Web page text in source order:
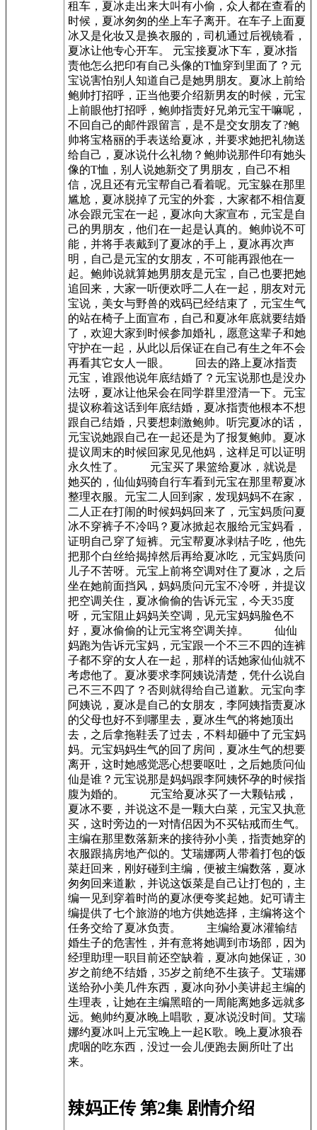
租车，夏冰走出来大叫有小偷，众人都在查看的
时候，夏冰匆匆的坐上车子离开。在车子上面夏
冰又是化妆又是换衣服的，司机通过后视镜看，
夏冰让他专心开车。 元宝接夏冰下车，夏冰指
责他怎么把印有自己头像的T恤穿到里面了？元
宝说害怕别人知道自己是她男朋友。夏冰上前给
鲍帅打招呼，正当他要介绍新男友的时候，元宝
上前眼他打招呼，鲍帅指责好兄弟元宝干嘛呢，
不回自己的邮件跟留言，是不是交女朋友了?鲍
帅将宝格丽的手表送给夏冰，并要求她把礼物送
给自己，夏冰说什么礼物？鲍帅说那件印有她头
像的T恤，别人说她新交了男朋友，自己不相
信，况且还有元宝帮自己看着呢。元宝躲在那里
尴尬，夏冰脱掉了元宝的外套，大家都不相信夏
冰会跟元宝在一起，夏冰向大家宣布，元宝是自
己的男朋友，他们在一起是认真的。鲍帅说不可
能，并将手表戴到了夏冰的手上，夏冰再次声
明，自己是元宝的女朋友，不可能再跟他在一
起。鲍帅说就算她男朋友是元宝，自己也要把她
追回来，大家一听便欢呼二人在一起，朋友对元
宝说，美女与野兽的戏码已经结束了，元宝生气
的站在椅子上面宣布，自己和夏冰年底就要结婚
了，欢迎大家到时候参加婚礼，愿意这辈子和她
守护在一起，从此以后保证在自己有生之年不会
再看其它女人一眼。 回去的路上夏冰指责
元宝，谁跟他说年底结婚了？元宝说那也是没办
法呀，夏冰让他呆会在同学群里澄清一下。元宝
提议称着这话到年底结婚，夏冰指责他根本不想
跟自己结婚，只要想刺激鲍帅。听完夏冰的话，
元宝说她跟自己在一起还是为了报复鲍帅。夏冰
提议周末的时候回家见见他妈，这样足可以证明
永久性了。 元宝买了果篮给夏冰，就说是
她买的，仙仙妈骑自行车看到元宝在那里帮夏冰
整理衣服。元宝二人回到家，发现妈妈不在家，
二人正在打闹的时候妈妈回来了，元宝妈质问夏
冰不穿裤子不冷吗？夏冰掀起衣服给元宝妈看，
证明自己穿了短裤。元宝帮夏冰剥桔子吃，他先
把那个白丝给揭掉然后再给夏冰吃，元宝妈质问
儿子不苦呀。元宝上前将空调对住了夏冰，之后
坐在她前面挡风，妈妈质问元宝不冷呀，并提议
把空调关住，夏冰偷偷的告诉元宝，今天35度
呀，元宝阻止妈妈关空调，见元宝妈妈脸色不
好，夏冰偷偷的让元宝将空调关掉。 仙仙
妈跑为告诉元宝妈，元宝跟一个不三不四的连裤
子都不穿的女人在一起，那样的话她家仙仙就不
考虑他了。夏冰要求李阿姨说清楚，凭什么说自
己不三不四了？否则就得给自己道歉。元宝向李
阿姨说，夏冰是自己的女朋友，李阿姨指责夏冰
的父母也好不到哪里去，夏冰生气的将她顶出
去，之后拿拖鞋丢了过去，不料却砸中了元宝妈
妈。元宝妈妈生气的回了房间，夏冰生气的想要
离开，这时她感觉恶心想要呕吐，之后她质问仙
仙是谁？元宝说那是妈妈跟李阿姨怀孕的时候指
腹为婚的。 元宝给夏冰买了一大颗钻戒，
夏冰不要，并说这不是一颗大白菜，元宝又执意
买，这时旁边的一对情侣因为不买钻戒而生气。
主编在那里数落新来的接待孙小美，指责她穿的
衣服跟搞房地产似的。艾瑞娜两人带着打包的饭
菜赶回来，刚好碰到主编，便被主编数落，夏冰
匆匆回来道歉，并说这饭菜是自己让打包的，主
编一见到穿着时尚的夏冰便夸奖起她。妃可请主
编提供了七个旅游的地方供她选择，主编将这个
任务交给了夏冰负责。 主编给夏冰灌输结
婚生子的危害性，并有意将她调到市场部，因为
经理助理一职目前还空缺着，夏冰向她保证，30
岁之前绝不结婚，35岁之前绝不生孩子。艾瑞娜
送给孙小美几件东西，夏冰向孙小美讲起主编的
生理表，让她在主编黑暗的一周能离她多远就多
远。鲍帅约夏冰晚上唱歌，夏冰说没时间。艾瑞
娜约夏冰叫上元宝晚上一起K歌。晚上夏冰狼吞
虎咽的吃东西，没过一会儿便跑去厕所吐了出
来。
辣妈正传 第2集 剧情介绍